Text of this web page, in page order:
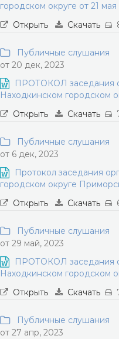
городском округе от 21
Открыть
Скачать
Публичные слушания
от 20 дек, 2023
ПРОТОКОЛ заседания
Находкинском городском
Открыть
Скачать
Публичные слушания
от 6 дек, 2023
Протокол заседания
городском округе
Открыть
Скачать
Публичные слушания
от 29 май, 2023
ПРОТОКОЛ заседания
Находкинском городском
Открыть
Скачать
Публичные слушания
от 27 апр, 2023